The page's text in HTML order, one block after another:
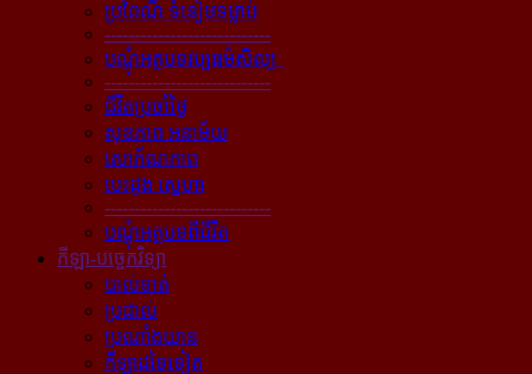
ប្រពៃណី ទំនៀមទម្លាប់
----------------------------
បណ្ដុំអត្ថបទវប្បធម៌សិល្បៈ
----------------------------
ជីវិតប្រចាំថ្ងៃ
សុខភាព អនាម័យ
សោភ័ណភាព
បេះដូង ស្នេហា
----------------------------
បណ្ដុំអត្ថបទពីជីវិត
កីឡា-បច្ចេកវិទ្យា
បាល់ទាត់
ប្រដាល់
ប្រណាំងយាន
កីឡាដទៃទៀត